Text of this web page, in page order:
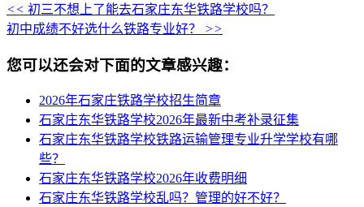
<< 初三不想上了能去石家庄东华铁路学校吗？
初中成绩不好选什么铁路专业好？ >>
您可以还会对下面的文章感兴趣：
2026年石家庄铁路学校招生简章
石家庄东华铁路学校2026年最新中考补录征集
石家庄东华铁路学校铁路运输管理专业升学学校有哪
些？
石家庄东华铁路学校2026年收费明细
石家庄东华铁路学校乱吗？管理的好不好？